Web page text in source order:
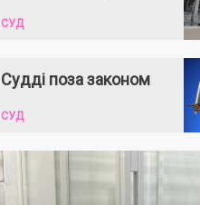
СУД
Судді поза законом
СУД